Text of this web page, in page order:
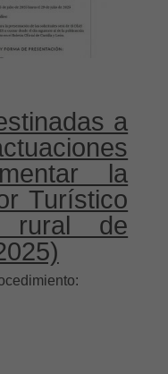
a
la
Turístico
rural de